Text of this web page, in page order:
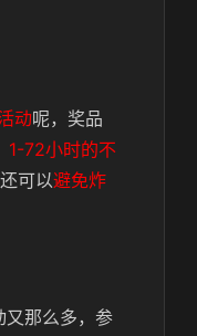
动呢，奖品
1-72小时的不
可以避免炸
又那么多，参